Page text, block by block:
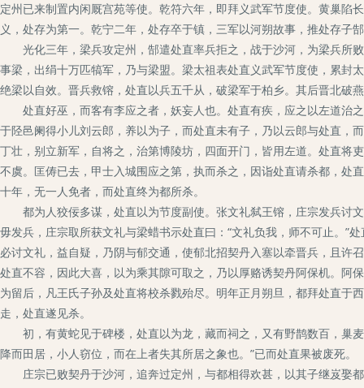
定州已来制置内闲厩宫苑等使。乾符六年，即拜义武军节度使。黄巢
义，处存为第一。乾宁二年，处存卒于镇，三军以河朔故事，推处存
光化三年，梁兵攻定州，郜遣处直率兵拒之，战于沙河，为梁兵所
事梁，出绢十万匹犒军，乃与梁盟。梁太祖表处直义武军节度使，累封
绝梁以自效。晋兵救镕，处直以兵五千从，破梁军于柏乡。其后晋北破
处直好巫，而客有李应之者，妖妄人也。处直有疾，应之以左道治
于陉邑阑得小儿刘云郎，养以为子，而处直未有子，乃以云郎与处直，
丁壮，别立新军，自将之，治第博陵坊，四面开门，皆用左道。处直将
不虞。匡俦已去，甲士入城围应之第，执而杀之，因诣处直请杀都，处
十年，无一人免者，而处直终为都所杀。
都为人狡佞多谋，处直以为节度副使。张文礼弑王镕，庄宗发兵讨
毋发兵，庄宗取所获文礼与梁蜡书示处直曰：“文礼负我，师不可止。”
必讨文礼，益自疑，乃阴与郁交通，使郁北招契丹入塞以牵晋兵，且
处直不容，因此大喜，以为乘其隙可取之，乃以厚赂诱契丹阿保机。阿
为留后，凡王氏子孙及处直将校杀戮殆尽。明年正月朔旦，都拜处直于
走，处直遂见杀。
初，有黄蛇见于碑楼，处直以为龙，藏而祠之，又有野鹊数百，巢
降而田居，小人窃位，而在上者失其所居之象也。”已而处直果被废死。
庄宗已败契丹于沙河，追奔过定州，与都相得欢甚，以其子继岌娶